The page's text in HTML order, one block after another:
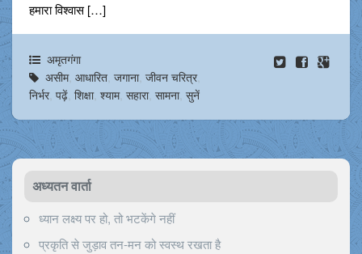
हमारा विश्वास […]
अमृतगंगा
असीम, आधारित, जगाना, जीवन चरित्र,
निर्भर, पढ़ें, शिक्षा, श्याम, सहारा, सामना, सुनें
अध्यतन वार्ता
ध्यान लक्ष्य पर हो, तो भटकेंगे नहीं
प्रकृति से जुड़ाव तन-मन को स्वस्थ रखता है